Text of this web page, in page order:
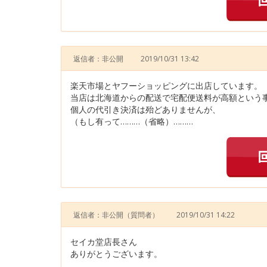
返信者：非公開 2019/10/31 13:42
楽天市場とヤフーショッピングに出店しています。
当店は北海道からの配送で宅配便送料が高額という
個人の代引き決済は殆どありませんが、
（もし有って………（省略）………
返信者：非公開 （質問者） 2019/10/31 14:22
セイカ堂店長さん
ありがとうございます。